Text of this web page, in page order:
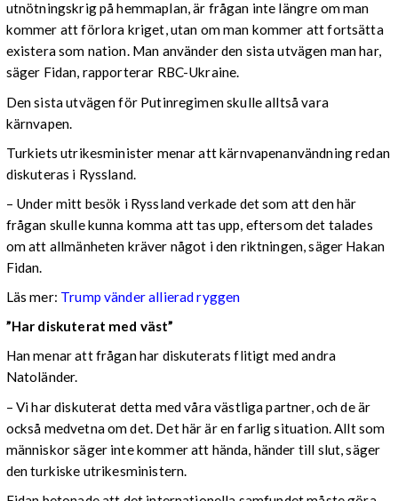
utnötningskrig på hemmaplan, är frågan inte längre om man
kommer att förlora kriget, utan om man kommer att fortsätta
existera som nation. Man använder den sista utvägen man har,
säger Fidan, rapporterar RBC-Ukraine.
Den sista utvägen för Putinregimen skulle alltså vara
kärnvapen.
Turkiets utrikesminister menar att kärnvapenanvändning redan
diskuteras i Ryssland.
– Under mitt besök i Ryssland verkade det som att den här
frågan skulle kunna komma att tas upp, eftersom det talades
om att allmänheten kräver något i den riktningen, säger Hakan
Fidan.
Läs mer: Trump vänder allierad ryggen
”Har diskuterat med väst”
Han menar att frågan har diskuterats flitigt med andra
Natoländer.
– Vi har diskuterat detta med våra västliga partner, och de är
också medvetna om det. Det här är en farlig situation. Allt som
människor säger inte kommer att hända, händer till slut, säger
den turkiske utrikesministern.